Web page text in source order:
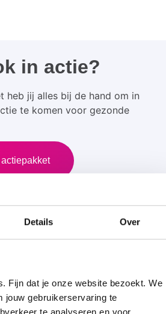
Details Over
Fijn dat je onze website bezoekt. We
jouw gebruikerservaring te
in actie?
heb jij alles bij de hand om in
te komen voor gezonde
gingen je voor.